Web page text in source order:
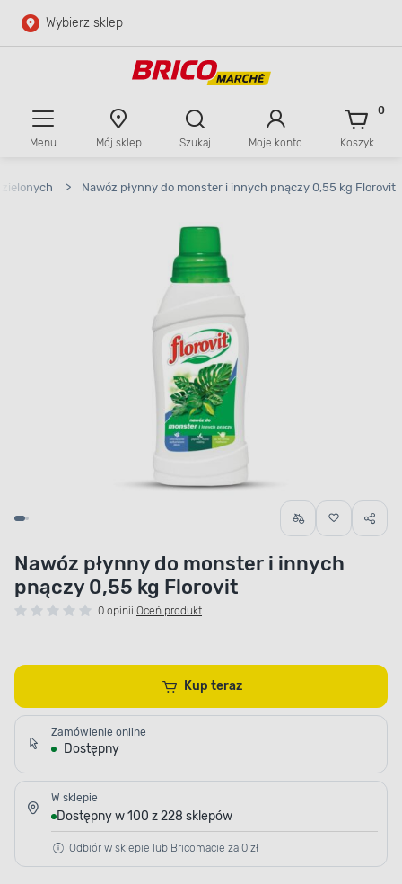
Przejdź do głównej zawartości
Wybierz sklep
Menu Mój sklep Szukaj Moje konto Koszyk
0
> Nawóz płynny do monster i innych pnączy 0,55 kg Florovit
Nawóz płynny do monster i innych
pnączy 0,55 kg Florovit
0 opinii Oceń produkt
Kup teraz
Zamówienie online
Dostępny
W sklepie
Dostępny w 100 z 228 sklepów
Odbiór w sklepie lub Bricomacie za 0 zł